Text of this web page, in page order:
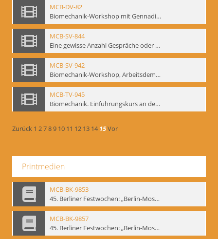
MCB-DV-82
Biomechanik-Workshop mit Gennadij Bogdanow, Berlin, 1997
MCB-SV-844
Eine gewisse Anzahl Gespräche oder das völlig unbearbeitete Stundenbuch, Berlin 1995.
MCB-SV-942
Biomechanik-Workshop, Arbeitsdemonstration in der Staatsoper unter den Linden 2002
MCB-TV-945
Biomechanik. Einführungskurs an der HfS "Ernst Busch" 1995 (Vorarbeiten zu den Inszenierungen von T. Ostermeier u. Chr. v. Treskow). Teil 2
Zurück 1 2789 10 11 12 13 14 15Vor
Printmedien
MCB-BK-9853
45. Berliner Festwochen: „Berlin-Moskau. Moskau-Berlin 1900-1950“, Berlin 1995 - interne Signatur: BM-prt-59-1
MCB-BK-9857
45. Berliner Festwochen: „Berlin-Moskau. Moskau-Berlin 1900-1950“, Berlin 1995 - interne Signatur: BM-prt-59-5